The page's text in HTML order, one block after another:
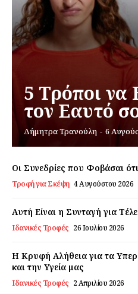
Daily Food
Αποποίηση Ευθυνών
Ο λογαριασμός μου
5 Τρόποι να
τον Εαυτό
Δήμητρα Τρανούλη - 6
Οι Συνεδρίες που Φοβάσαι
Τροφή για Σκέψη 4 Αυγούστου 2026
Αυτή Είναι η Συνταγή για
Ιδανικές Τροφές 26 Ιουλίου 2026
Η Κρυφή Αλήθεια για τα
και την Υγεία μας
Ιδανικές Τροφές 2 Απριλίου 2026